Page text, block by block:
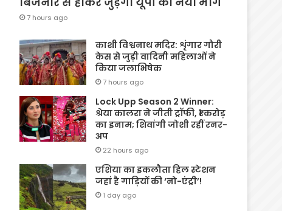
7 hours ago
काशी विश्वनाथ मदिर: शृंगार गौरी
केस से जुड़ी वादिनी महिलाओं ने
किया जलाभिषेक
7 hours ago
Lock Upp Season 2 Winner:
श्रेया कालरा ने जीती ट्रॉफी, ₹1 करोड़
का इनाम; शिवांगी जोशी रहीं रनर-
अप
22 hours ago
एशिया का इकलौता हिल स्टेशन
जहां है गाड़ियों की ‘नो-एंट्री’!
1 day ago